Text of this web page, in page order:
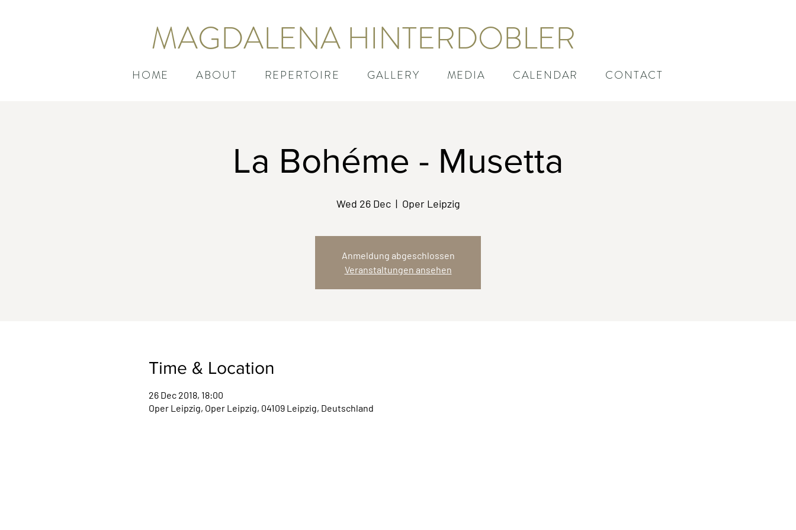
MAGDALENA HINTERDOBLER
HOME ABOUT REPERTOIRE GALLERY MEDIA CALENDAR CONTACT
La Bohéme - Musetta
Wed 26 Dec
  |
Oper Leipzig
Anmeldung abgeschlossen
Veranstaltungen ansehen
Time & Location
26 Dec 2018, 18:00
Oper Leipzig, Oper Leipzig, 04109 Leipzig, Deutschland